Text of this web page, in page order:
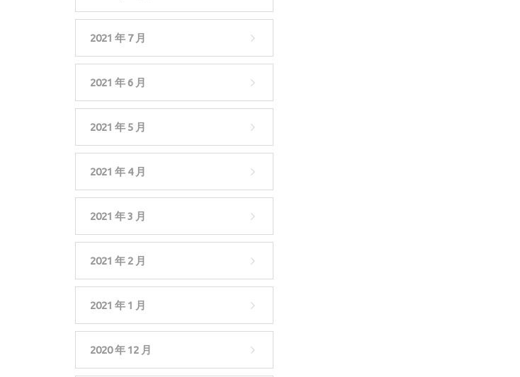
2021 年 7 月
2021 年 6 月
2021 年 5 月
2021 年 4 月
2021 年 3 月
2021 年 2 月
2021 年 1 月
2020 年 12 月